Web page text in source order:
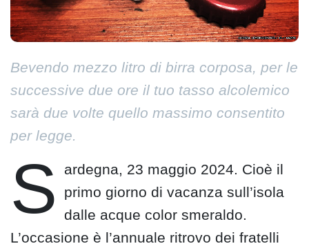
Bevendo mezzo litro di birra corposa, per le
successive due ore il tuo tasso alcolemico
sarà due volte quello massimo consentito
per legge.
S
ardegna, 23 maggio 2024. Cioè il
primo giorno di vacanza sull’isola
dalle acque color smeraldo.
L’occasione è l’annuale ritrovo dei fratelli